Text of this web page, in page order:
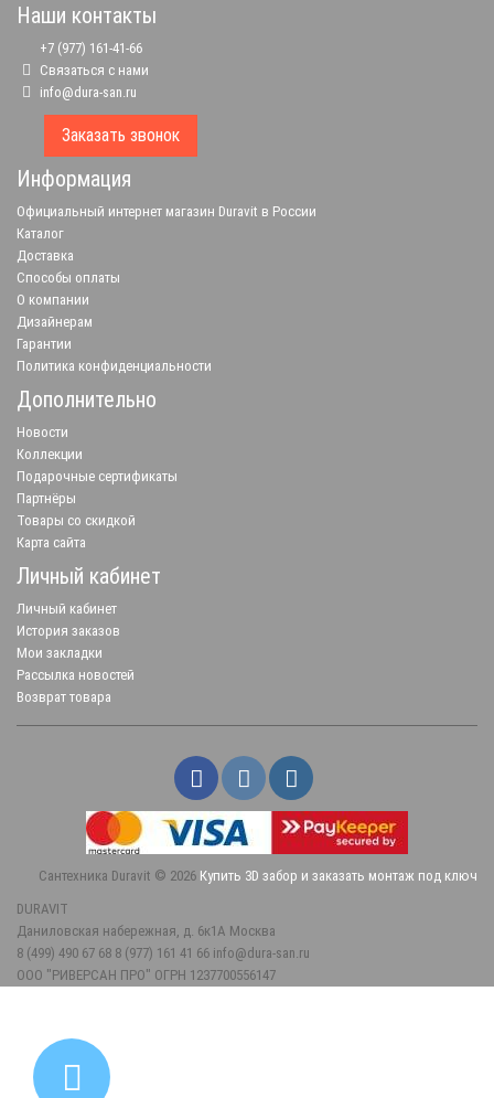
Наши контакты
+7 (977) 161-41-66
Связаться с нами
info@dura-san.ru
Заказать звонок
Информация
Официальный интернет магазин Duravit в России
Каталог
Доставка
Способы оплаты
О компании
Дизайнерам
Гарантии
Политика конфиденциальности
Дополнительно
Новости
Коллекции
Подарочные сертификаты
Партнёры
Товары со скидкой
Карта сайта
Личный кабинет
Личный кабинет
История заказов
Мои закладки
Рассылка новостей
Возврат товара
Сантехника Duravit © 2026 Купить 3D забор и заказать монтаж под ключ
DURAVIT
Даниловская набережная, д. 6к1А Москва
8 (499) 490 67 68 8 (977) 161 41 66 info@dura-san.ru
ООО "РИВЕРСАН ПРО" ОГРН 1237700556147